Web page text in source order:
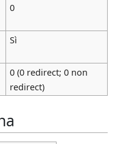
0
Sì
0 (0 redirect; 0 non
redirect)